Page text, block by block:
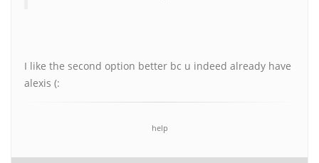
I like the second option better bc u indeed already have
alexis (:
help